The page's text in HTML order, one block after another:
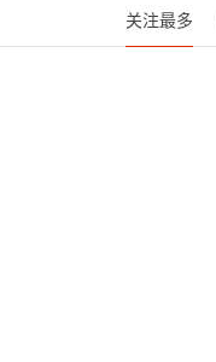
关注最多